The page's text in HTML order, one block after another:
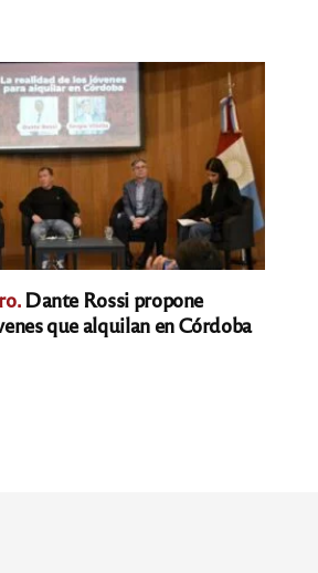
Dante Rossi propone
que alquilan en Córdoba